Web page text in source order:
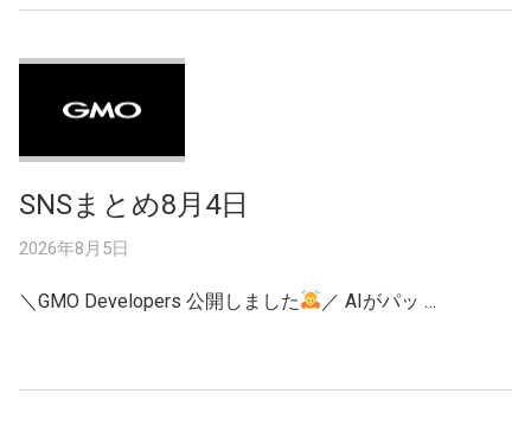
SNSまとめ8月4日
2026年8月5日
＼GMO Developers 公開しました ／ AIがパッ …